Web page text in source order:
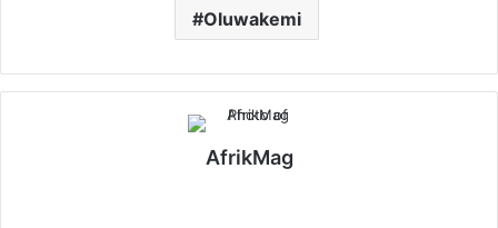
Oluwakemi
AfrikMag